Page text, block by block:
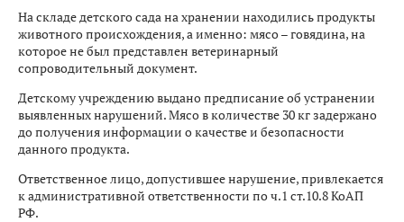
На складе детского сада на хранении находились продукты
животного происхождения, а именно: мясо – говядина, на
которое не был представлен ветеринарный
сопроводительный документ.
Детскому учреждению выдано предписание об устранении
выявленных нарушений. Мясо в количестве 30 кг задержано
до получения информации о качестве и безопасности
данного продукта.
Ответственное лицо, допустившее нарушение, привлекается
к административной ответственности по ч.1 ст.10.8 КоАП
РФ.